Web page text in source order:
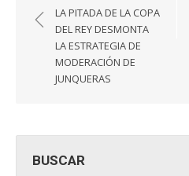
de
entradas
LA PITADA DE LA COPA
DEL REY DESMONTA
LA ESTRATEGIA DE
MODERACIÓN DE
JUNQUERAS
BUSCAR